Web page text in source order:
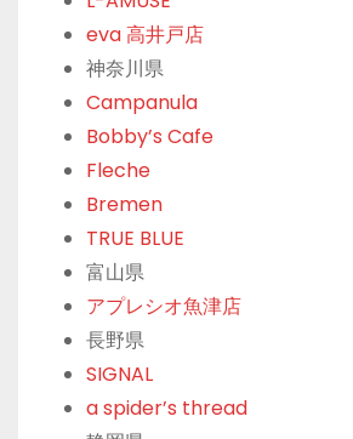
eva 高井戸店
神奈川県
Campanula
Bobby’s Cafe
Fleche
Bremen
TRUE BLUE
富山県
アプレシオ魚津店
長野県
SIGNAL
a spider’s thread